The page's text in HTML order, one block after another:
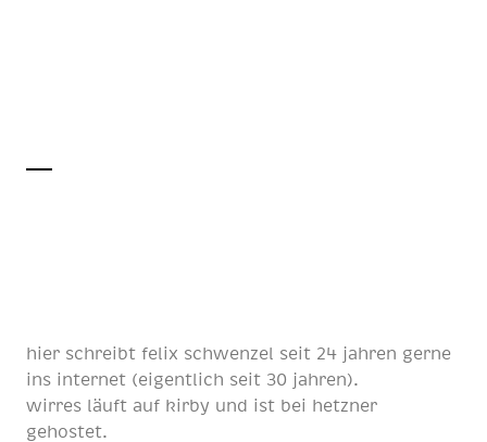
hier schreibt felix schwenzel seit 24 jahren gerne
ins internet (eigentlich seit 30 jahren).
wirres läuft auf kirby und ist bei hetzner
gehostet.